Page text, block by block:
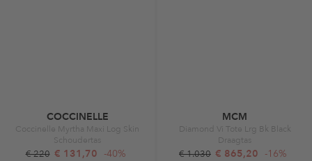
COCCINELLE
Coccinelle Myrtha Maxi Log Skin
Schoudertas
€ 220 € 131,70 -40%
MCM
Diamond Vi Tote Lrg Bk Black
Draagtas
€ 1.030 € 865,20 -16%